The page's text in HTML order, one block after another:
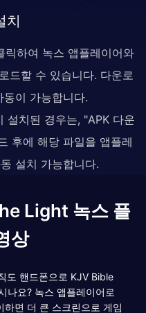
치
하여 녹스 앱플레이어와
드할 수 있습니다. 다운로
동이 가능합니다.
설치된 경우는, "APK 다운
후에 해당 파일을 앱플레
설치 가능합니다.
Light 녹스 플
상
도 핸드폰으로 KJV Bible
나요? 녹스 앱플레이어로
면 더 큰 스크린으로 게임